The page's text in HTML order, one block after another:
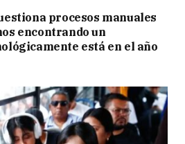
procesos manuales
encontrando un
está en el año